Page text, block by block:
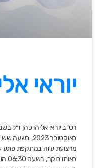
יוראי
באוקטובר
מרצועת עזה במתקפת פתע